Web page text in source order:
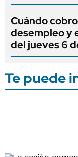
Cuándo
desempleo y
del jueves 6
Te puede